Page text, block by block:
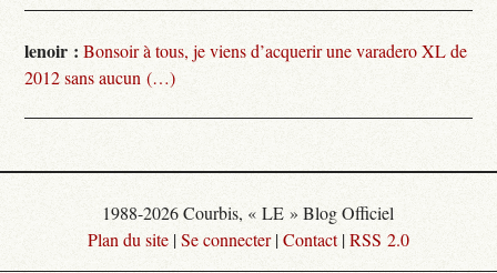
lenoir : Bonsoir à tous, je viens d’acquerir une varadero XL de
2012 sans aucun (…)
1988-2026 Courbis, « LE » Blog Officiel
Plan du site |Se connecter|Contact|RSS 2.0